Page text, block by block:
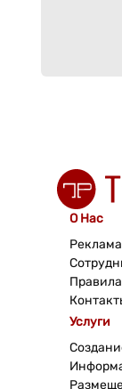
О Нас
Реклама
Правила
Услуги